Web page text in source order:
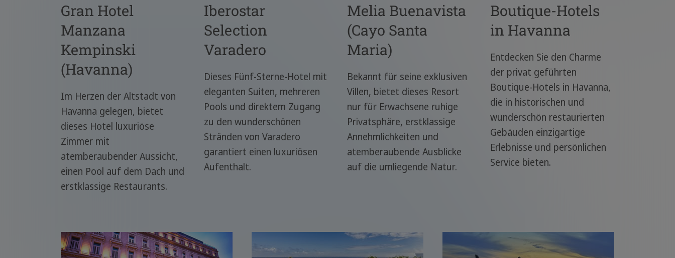
Gran Hotel
Manzana
Kempinski
(Havanna)
Im Herzen der Altstadt von
Havanna gelegen, bietet
dieses Hotel luxuriöse
Zimmer mit
atemberaubender Aussicht,
einen Pool auf dem Dach und
erstklassige Restaurants.
Iberostar
Selection
Varadero
Dieses Fünf-Sterne-Hotel mit
eleganten Suiten, mehreren
Pools und direktem Zugang
zu den wunderschönen
Stränden von Varadero
garantiert einen luxuriösen
Aufenthalt.
Melia Buenavista
(Cayo Santa
Maria)
Bekannt für seine exklusiven
Villen, bietet dieses Resort
nur für Erwachsene ruhige
Privatsphäre, erstklassige
Annehmlichkeiten und
atemberaubende Ausblicke
auf die umliegende Natur.
Boutique-Hotels
in Havanna
Entdecken Sie den Charme
der privat geführten
Boutique-Hotels in Havanna,
die in historischen und
wunderschön restaurierten
Gebäuden einzigartige
Erlebnisse und persönlichen
Service bieten.